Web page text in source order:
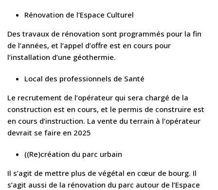
Rénovation de l’Espace Culturel
Des travaux de rénovation sont programmés pour la fin
de l’années, et l’appel d’offre est en cours pour
l’installation d’une géothermie.
Local des professionnels de Santé
Le recrutement de l’opérateur qui sera chargé de la
construction est en cours, et le permis de construire est
en cours d’instruction. La vente du terrain à l’opérateur
devrait se faire en 2025
((Re)création du parc urbain
Il s’agit de mettre plus de végétal en cœur de bourg. Il
s’agit aussi de la rénovation du parc autour de l’Espace